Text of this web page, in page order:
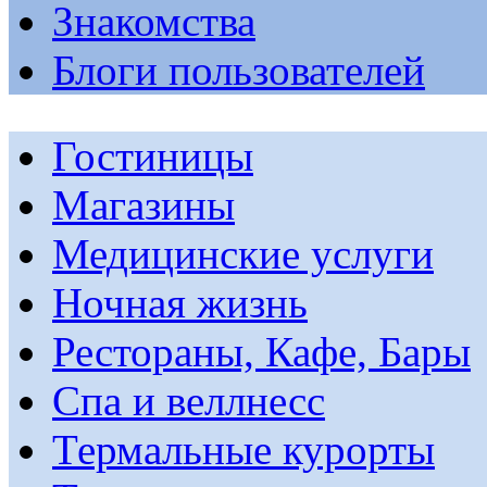
Знакомства
Блоги пользователей
Гостиницы
Магазины
Медицинские услуги
Ночная жизнь
Рестораны, Кафе, Бары
Спа и веллнесс
Термальные курорты